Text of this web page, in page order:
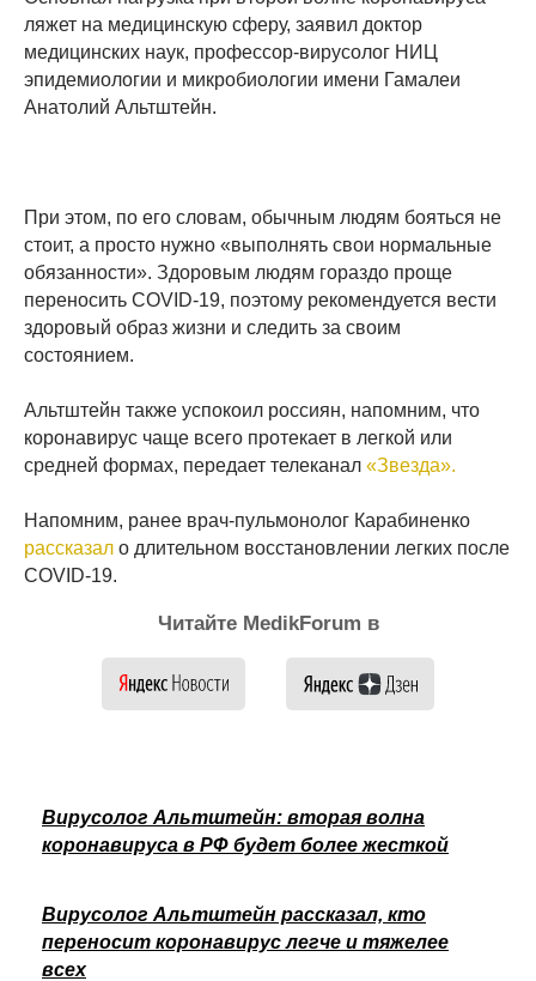
ляжет на медицинскую сферу, заявил доктор
медицинских наук, профессор-вирусолог НИЦ
эпидемиологии и микробиологии имени Гамалеи
Анатолий Альтштейн.
При этом, по его словам, обычным людям бояться не
стоит, а просто нужно «выполнять свои нормальные
обязанности». Здоровым людям гораздо проще
переносить COVID-19, поэтому рекомендуется вести
здоровый образ жизни и следить за своим
состоянием.
Альтштейн также успокоил россиян, напомним, что
коронавирус чаще всего протекает в легкой или
средней формах, передает телеканал «Звезда».
Напомним, ранее врач-пульмонолог Карабиненко
рассказал о длительном восстановлении легких после
COVID-19.
Читайте MedikForum в
Вирусолог Альтштейн: вторая волна
коронавируса в РФ будет более жесткой
Вирусолог Альтштейн рассказал, кто
переносит коронавирус легче и тяжелее
всех